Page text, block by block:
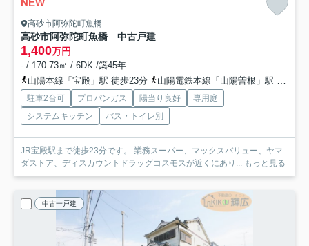
NEW
高砂市阿弥陀町魚橋
高砂市阿弥陀町魚橋 中古戸建
1,400万円
- / 170.73㎡ / 6DK /築45年
山陽本線「宝殿」駅 徒歩23分
山陽電鉄本線「山陽曽根」駅 徒歩44分
駐車2台可 プロパンガス 陽当り良好
専用庭
システムキッチン
バス・トイレ別
JR宝殿駅まで徒歩23分です。 業務スーパー、マックスバリュー、ヤマ
ダストア、ディスカウントドラッグコスモスが近くにあり... もっと見る
中古一戸建